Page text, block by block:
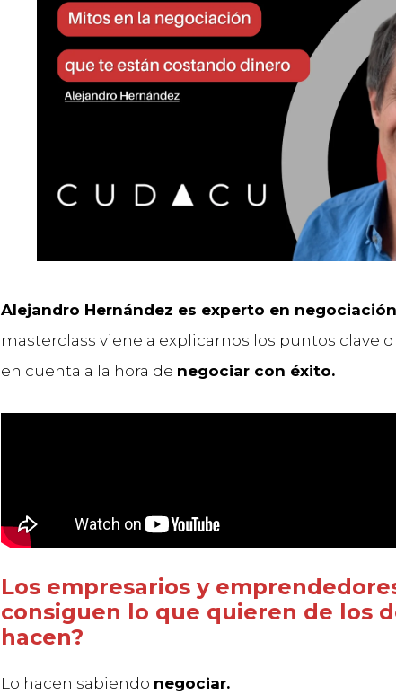
Alejandro Hernández es experto en
masterclass viene a explicarnos los puntos clave
en cuenta a la hora de negociar con éxito.
Los empresarios y
consiguen lo que quieren de los
hacen?
Lo hacen sabiendo negociar.